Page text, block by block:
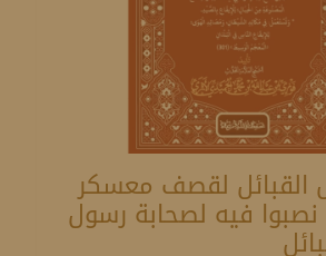
لقصف معسكر
نصبوا فيه لصحابة رسول